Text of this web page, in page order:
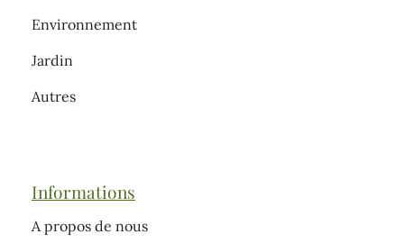
Environnement
Jardin
Autres
Informations
A propos de nous